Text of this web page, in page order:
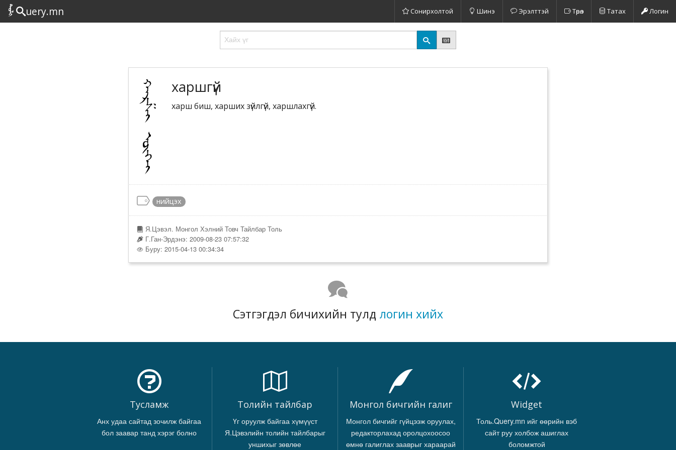
uery.mn Сонирхолтой Шинэ Эрэлттэй Төрөл Татах Логин
харшгүй
харш биш, харших зүйлгүй, харшлахгүй.
нийцэх
Я.Цэвэл. Монгол Хэлний Товч Тайлбар Толь
Г.Ган-Эрдэнэ: 2009-08-23 07:57:32
Буру: 2015-04-13 00:34:34
Сэтгэгдэл бичихийн тулд логин хийх
Тусламж
Анх удаа сайтад зочилж байгаа
бол заавар танд хэрэг болно
Толийн тайлбар
Үг оруулж байгаа хүмүүст
Я.Цэвэлийн толийн тайлбарыг
уншихыг зөвлөе
Монгол бичгийн галиг
Монгол бичгийг гүйцээж оруулах,
редакторлахад оролцохоосоо
өмнө галиглах зааврыг хараарай
Widget
Толь.Query.mn ийг өөрийн вэб
сайт руу холбож ашиглах
боломжтой